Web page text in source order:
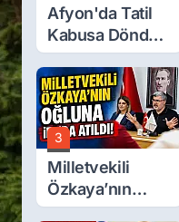
Afyon'da Tatil
Kabusa Döndü,
Acı Son!
3
Milletvekili
Özkaya’nın
Oğluna İftira